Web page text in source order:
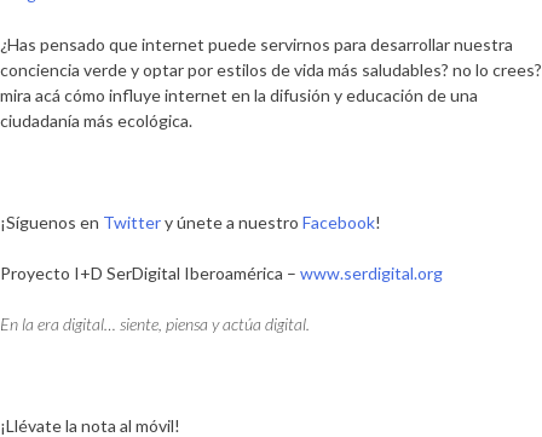
¿Has pensado que internet puede servirnos para desarrollar nuestra
conciencia verde y optar por estilos de vida más saludables? no lo crees?
mira acá cómo influye internet en la difusión y educación de una
ciudadanía más ecológica.
¡Síguenos en Twittery únete a nuestro Facebook!
Proyecto I+D SerDigital Iberoamérica – www.serdigital.org
En la era digital… siente, piensa y actúa digital.
¡Llévate la nota al móvil!